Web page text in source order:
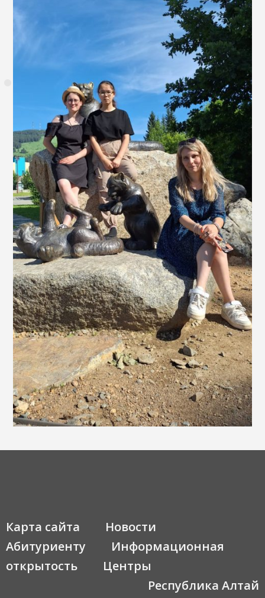
Карта сайта
Новости
Абитуриенту
Информационная
открытость
Центры
Республика Алтай